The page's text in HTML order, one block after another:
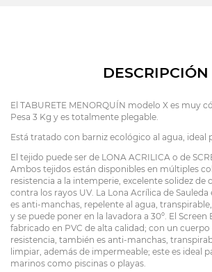
DESCRIPCIÓN
El TABURETE MENORQUÍN modelo X es muy
Pesa 3 Kg y es totalmente plegable.
Está tratado con barniz ecológico al agua, ideal
El tejido puede ser de LONA ACRILICA o de
Ambos tejidos están disponibles en múltiples
resistencia a la intemperie, excelente solidez de
contra los rayos UV. La Lona Acrílica de
es anti-manchas, repelente al agua,
y se puede poner en la lavadora a 30º. El Screen
fabricado en PVC de alta calidad; con un
resistencia, también es anti-manchas,
limpiar, además de impermeable; este es ideal
marinos como piscinas o playas.